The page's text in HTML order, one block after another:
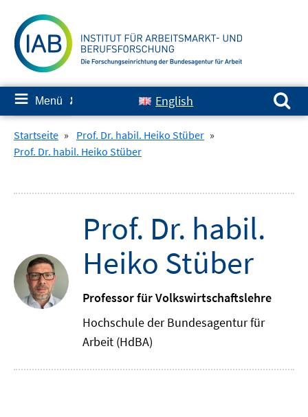
zum
Inhalt
≡ Menü ✘ English
Suchen nach:
Startseite » Prof. Dr. habil. Heiko Stüber »
Prof. Dr. habil. Heiko Stüber
Prof. Dr. habil.
Heiko Stüber
Professor für Volkswirtschaftslehre
Hochschule der Bundesagentur für
Arbeit (HdBA)